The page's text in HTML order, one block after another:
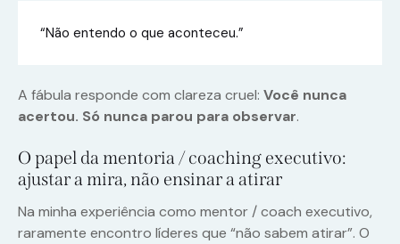
“Não entendo o que aconteceu.”
A fábula responde com clareza cruel: Você nunca
acertou. Só nunca parou para observar.
O papel da mentoria / coaching executivo:
ajustar a mira, não ensinar a atirar
Na minha experiência como mentor / coach executivo,
raramente encontro líderes que “não sabem atirar”. O